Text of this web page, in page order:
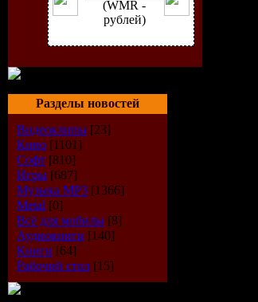
(WMR -
рублей)
Разделы новостей
Видеоклипы [23]
Кино [1101]
Софт [810]
Игры [687]
Музыка МР3 [1366]
Metal [0]
Всё для мобилы [8]
Аудиокниги [140]
Книги [64]
Рабочий стол [15]